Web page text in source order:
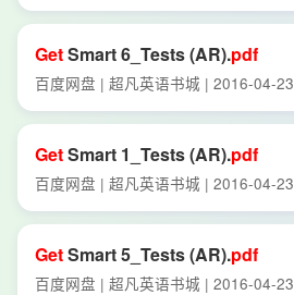
GetSmart 6_Tests (AR).pdf
百度网盘 | 超凡英语书城 | 2016-04-23
GetSmart 1_Tests (AR).pdf
百度网盘 | 超凡英语书城 | 2016-04-23
GetSmart 5_Tests (AR).pdf
百度网盘 | 超凡英语书城 | 2016-04-23